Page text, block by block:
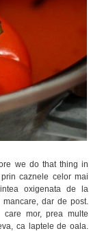
we do that thing in
caznele celor mai
oxigenata de la
dar de post.
mor, prea multe
ca laptele de oala.